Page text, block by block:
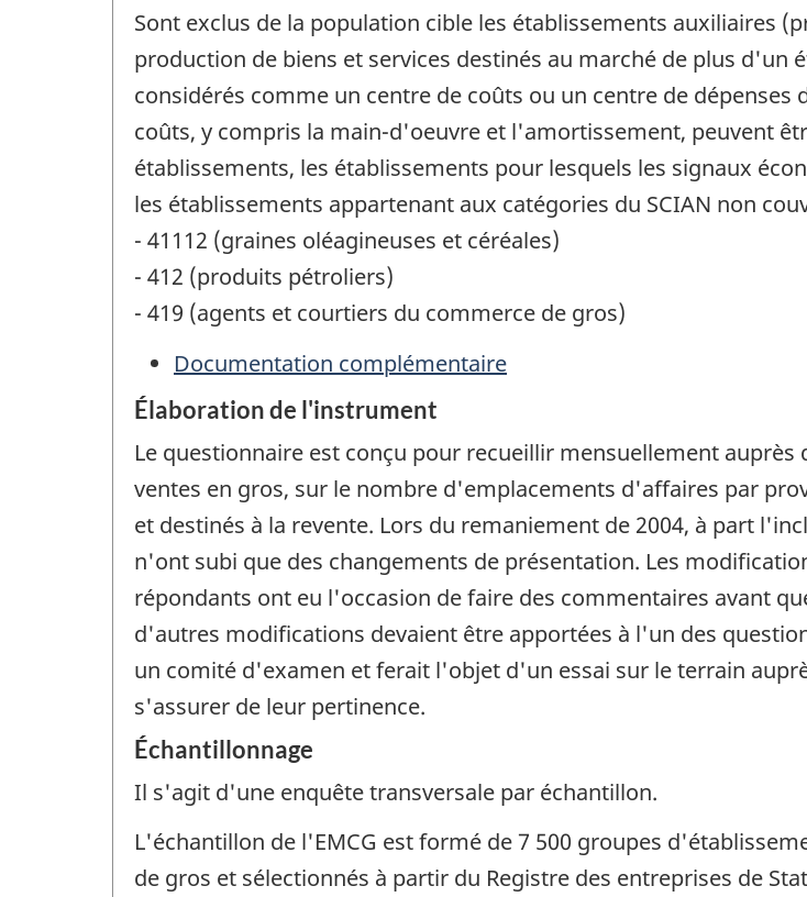
Sont exclus de la population cible les établissements auxiliaires
production de biens et services destinés au marché de plus
considérés comme un centre de coûts ou un centre de
coûts, y compris la main-d'oeuvre et l'amortissement, peuvent
établissements, les établissements pour lesquels les signaux
les établissements appartenant aux catégories du SCIAN non
- 41112 (graines oléagineuses et céréales)
- 412 (produits pétroliers)
- 419 (agents et courtiers du commerce de gros)
Documentation complémentaire
Élaboration de l'instrument
Le questionnaire est conçu pour recueillir mensuellement
ventes en gros, sur le nombre d'emplacements d'affaires par
et destinés à la revente. Lors du remaniement de 2004, à part
n'ont subi que des changements de présentation. Les
répondants ont eu l'occasion de faire des commentaires avant
d'autres modifications devaient être apportées à l'un des
un comité d'examen et ferait l'objet d'un essai sur le terrain
s'assurer de leur pertinence.
Échantillonnage
Il s'agit d'une enquête transversale par échantillon.
L'échantillon de l'EMCG est formé de 7 500 groupes
de gros et sélectionnés à partir du Registre des entreprises de